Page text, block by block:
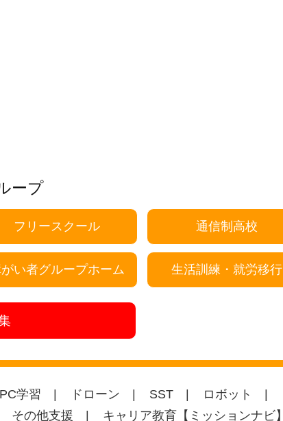
ープ
フリースクール 通信制高校
がい者グループホーム 生活訓練・就労移行
PC学習 ドローン SST
ロボット
その他支援 キャリア教育【ミッションナビ】